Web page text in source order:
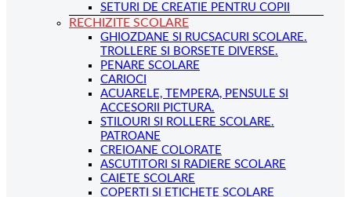
SETURI DE CREATIE PENTRU COPII
RECHIZITE SCOLARE
GHIOZDANE SI RUCSACURI SCOLARE.
TROLLERE SI BORSETE DIVERSE.
PENARE SCOLARE
CARIOCI
ACUARELE, TEMPERA, PENSULE SI
ACCESORII PICTURA.
STILOURI SI ROLLERE SCOLARE.
PATROANE
CREIOANE COLORATE
ASCUTITORI SI RADIERE SCOLARE
CAIETE SCOLARE
COPERTI SI ETICHETE SCOLARE